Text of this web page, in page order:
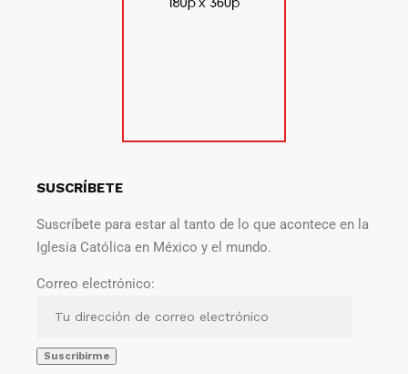
SUSCRÍBETE
Suscríbete para estar al tanto de lo que acontece en la
Iglesia Católica en México y el mundo.
Correo electrónico: